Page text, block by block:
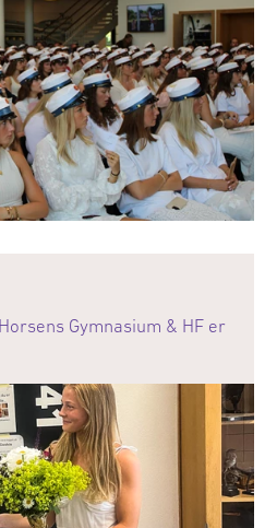
Gymnasium & HF er